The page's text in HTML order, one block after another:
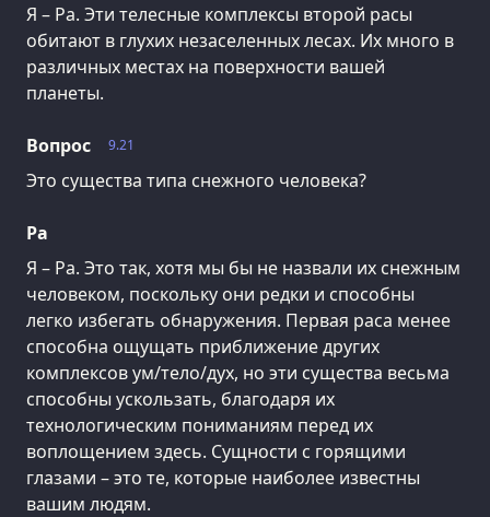
Я – Ра. Эти телесные комплексы второй расы
обитают в глухих незаселенных лесах. Их много в
различных местах на поверхности вашей
планеты.
9.21
Вопрос
Это существа типа снежного человека?
Ра
Я – Ра. Это так, хотя мы бы не назвали их снежным
человеком, поскольку они редки и способны
легко избегать обнаружения. Первая раса менее
способна ощущать приближение других
комплексов ум/тело/дух, но эти существа весьма
способны ускользать, благодаря их
технологическим пониманиям перед их
воплощением здесь. Сущности с горящими
глазами – это те, которые наиболее известны
вашим людям.